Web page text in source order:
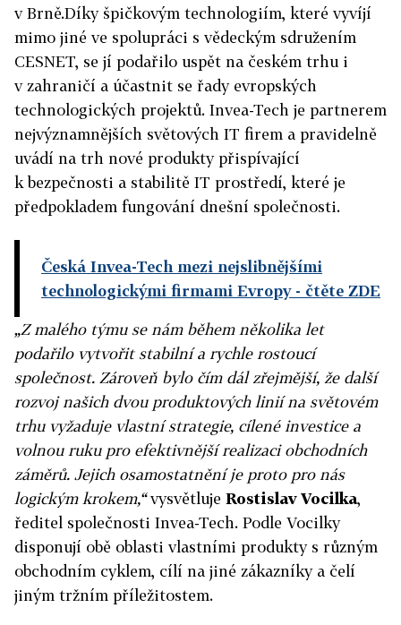
v Brně.Díky špičkovým technologiím, které vyvíjí
mimo jiné ve spolupráci s vědeckým sdružením
CESNET, se jí podařilo uspět na českém trhu i
v zahraničí a účastnit se řady evropských
technologických projektů. Invea-Tech je partnerem
nejvýznamnějších světových IT firem a pravidelně
uvádí na trh nové produkty přispívající
k bezpečnosti a stabilitě IT prostředí, které je
předpokladem fungování dnešní společnosti.
Česká Invea-Tech mezi nejslibnějšími
technologickými firmami Evropy- čtěte ZDE
„Z malého týmu se nám během několika let
podařilo vytvořit stabilní a rychle rostoucí
společnost. Zároveň bylo čím dál zřejmější, že další
rozvoj našich dvou produktových linií na světovém
trhu vyžaduje vlastní strategie, cílené investice a
volnou ruku pro efektivnější realizaci obchodních
záměrů. Jejich osamostatnění je proto pro nás
logickým krokem,“vysvětluje Rostislav Vocilka,
ředitel společnosti Invea-Tech. Podle Vocilky
disponují obě oblasti vlastními produkty s různým
obchodním cyklem, cílí na jiné zákazníky a čelí
jiným tržním příležitostem.